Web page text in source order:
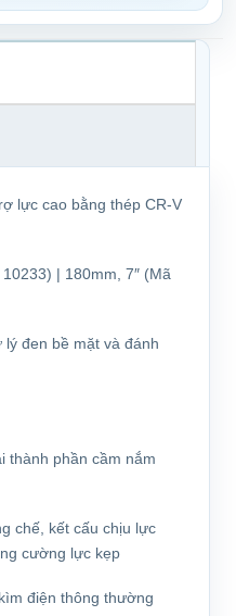
lực cao bằng thép CR-V
10233) | 180mm, 7″ (Mã
lý đen bề mặt và đánh
thành phần cầm nắm
chế, kết cấu chịu lực
cường lực kẹp
điện thông thường